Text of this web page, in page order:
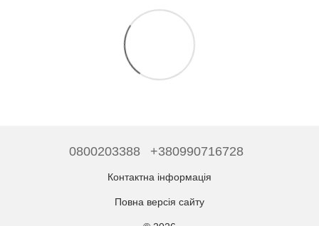
0800203388 +380990716728
Контактна інформація
Повна версія сайту